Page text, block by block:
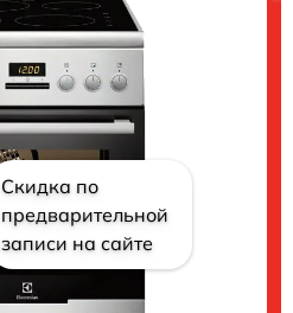
Скидка по
предварительной
записи на сайте